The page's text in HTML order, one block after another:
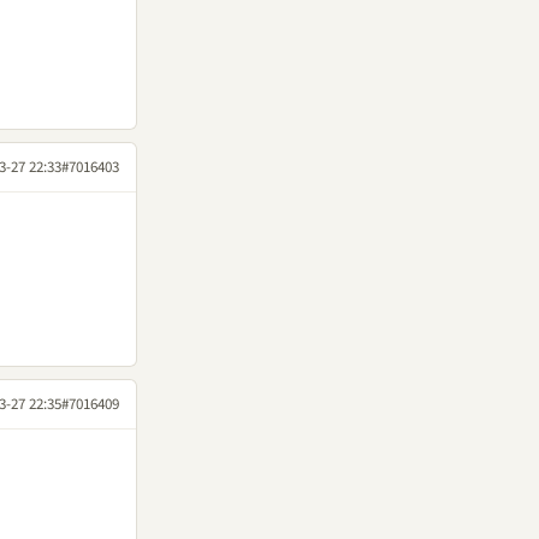
27 22:33#7016403
27 22:35#7016409